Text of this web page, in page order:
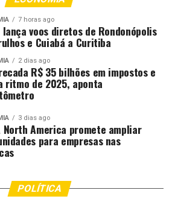
contou com atuação do adido
Charão. A programação também
de Planejamento,
do Mapa, Fernando Soares
de Tecnologia da Informação,
a Seoul Food & Hotel é uma
internacionais de alimentos e
como plataforma de
distribuidores,
como parte da estratégia de
7 horas ago
lança voos diretos de Rondonópolis
e Cuiabá a Curitiba
2 dias ago
R$ 35 bilhões em impostos e
ritmo de 2025, aponta
3 dias ago
North America promete ampliar
para empresas nas
POLÍTICA